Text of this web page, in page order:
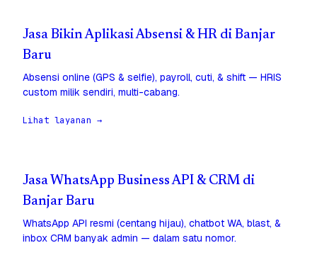
Jasa Bikin Aplikasi Absensi & HR di Banjar
Baru
Absensi online (GPS & selfie), payroll, cuti, & shift — HRIS
custom milik sendiri, multi-cabang.
Lihat layanan →
Jasa WhatsApp Business API & CRM di
Banjar Baru
WhatsApp API resmi (centang hijau), chatbot WA, blast, &
inbox CRM banyak admin — dalam satu nomor.